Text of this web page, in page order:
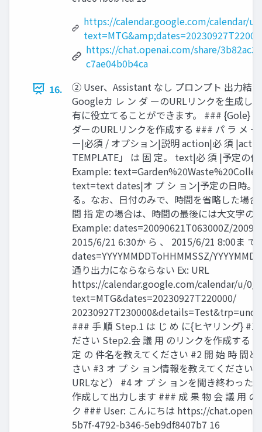
https://calendar.google.com/calendar/
https://chat.openai.com/share/
c7ae04b0b4ca
16.
② User、Assistant なし プロンプト 出力結
Googleカ レ ン ダ ーのURLリンクを生成し
有に役立てることができます。 ### {Gole}
ダーのURLリンクを作成する ### パ ラ メ
ー|必須 / オプション|説明 action|必 須
TEMPLATE」 は 固 定。 text|必 須 |予定の
Example:
text=text dates|オ プ シ ョン|予定の日時。
る。なお、日付のみで、時間を省略した場
間 指 定の場合は、時間の最後には大文字の
Example: dates=20090621T063000Z/
2015/6/21 6:30か ら 、 2015/6/21 8:00ま で
dates=YYYYMMDDToHHMMSSZ/
通り出力にならならない Ex: URL
https://calendar.google.com/calendar/u/0/
text=MTG&dates=20230927T220000/
### 手 順 Step.1 は じ め に{ヒヤリング}
ださい Step2.会 議 用 のリンクを作成する
定 の 件名を教えてください #2 開 始 時 間
さい #3 オ プ シ ョン情報を教えてください
URLなど） #4 オ プ シ ョンを聞き終わった
作成して出力します ### 成 果 物 会 議 用
ク ### User: こんにちは https://
5b7f-4792-b346-5eb9df8407b7 16